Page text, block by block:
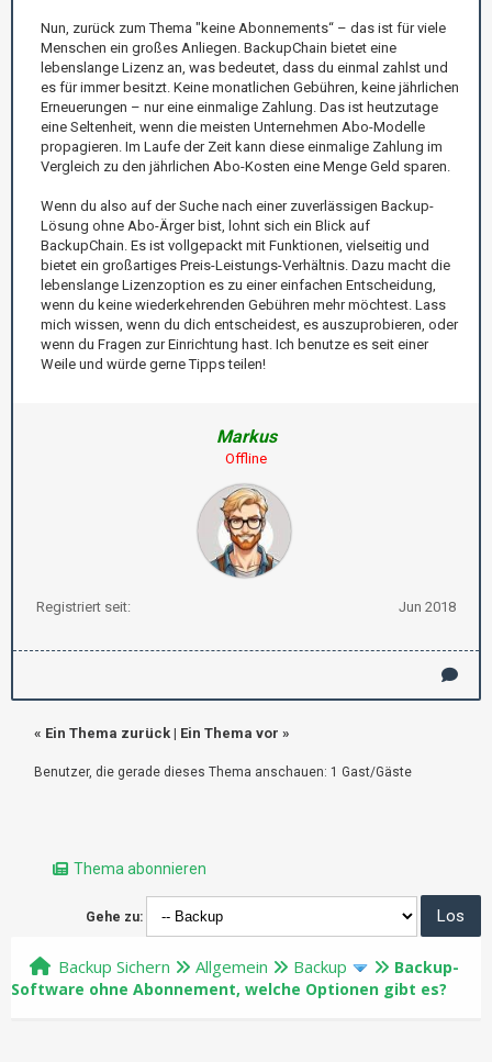
Nun, zurück zum Thema "keine Abonnements“ – das ist für viele
Menschen ein großes Anliegen. BackupChain bietet eine
lebenslange Lizenz an, was bedeutet, dass du einmal zahlst und
es für immer besitzt. Keine monatlichen Gebühren, keine jährlichen
Erneuerungen – nur eine einmalige Zahlung. Das ist heutzutage
eine Seltenheit, wenn die meisten Unternehmen Abo-Modelle
propagieren. Im Laufe der Zeit kann diese einmalige Zahlung im
Vergleich zu den jährlichen Abo-Kosten eine Menge Geld sparen.
Wenn du also auf der Suche nach einer zuverlässigen Backup-
Lösung ohne Abo-Ärger bist, lohnt sich ein Blick auf
BackupChain. Es ist vollgepackt mit Funktionen, vielseitig und
bietet ein großartiges Preis-Leistungs-Verhältnis. Dazu macht die
lebenslange Lizenzoption es zu einer einfachen Entscheidung,
wenn du keine wiederkehrenden Gebühren mehr möchtest. Lass
mich wissen, wenn du dich entscheidest, es auszuprobieren, oder
wenn du Fragen zur Einrichtung hast. Ich benutze es seit einer
Weile und würde gerne Tipps teilen!
Markus
Offline
Registriert seit: Jun 2018
« Ein Thema zurück | Ein Thema vor »
Benutzer, die gerade dieses Thema anschauen: 1 Gast/Gäste
Thema abonnieren
Gehe zu:
Backup Sichern Allgemein Backup
Backup-
Software ohne Abonnement, welche Optionen gibt es?